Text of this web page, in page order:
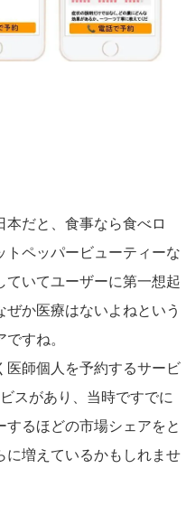
だと、食事なら食べロ
トペッパービューティーな
ていてユーザーに第一想起
か医療はないよねという
すね。
医師個人を予約するサービ
スがあり、当時ですでに
るほどの市場シェアをと
に増えているかもしれませ